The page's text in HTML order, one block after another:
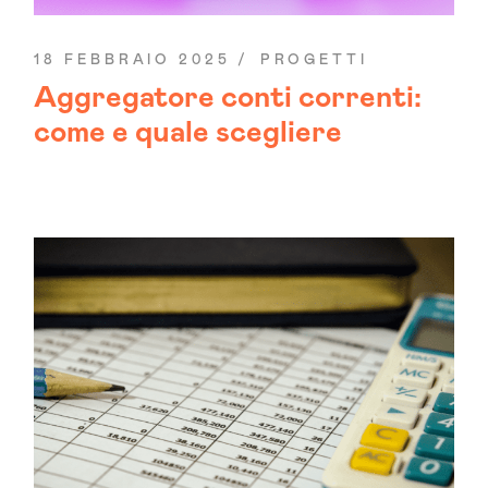
18 FEBBRAIO 2025 PROGETTI
Aggregatore conti correnti:
come e quale scegliere